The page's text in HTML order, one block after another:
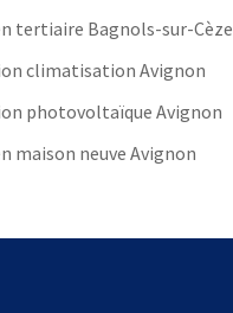
tertiaire Bagnols-sur-Cèze
climatisation Avignon
photovoltaïque Avignon
maison neuve Avignon